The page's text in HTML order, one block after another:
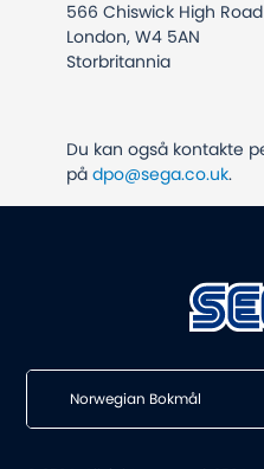
566 Chiswick High Road
London, W4 5AN
Storbritannia
Du kan også kontakte
på dpo@sega.co.uk.
Norwegian Bokmål